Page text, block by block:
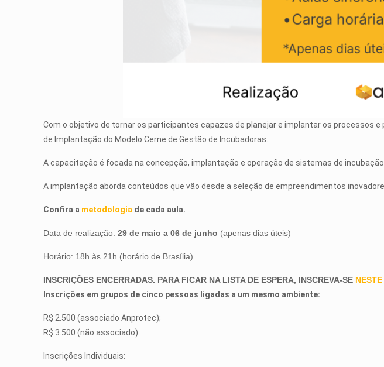
Com o objetivo de tornar os participantes capazes de planejar e implantar os processos
de Implantação do Modelo Cerne de Gestão de Incubadoras.
A capacitação é focada na concepção, implantação e operação de sistemas de
A implantação aborda conteúdos que vão desde a seleção de empreendimentos
Confira a metodologia de cada aula.
Data de realização:29 de maio a 06 de junho (apenas dias úteis)
Horário: 18h às 21h (horário de Brasília)
INSCRIÇÕES ENCERRADAS. PARA FICAR NA LISTA DE ESPERA, INSCREVA-SE
Inscrições em grupos de cinco pessoas ligadas a um mesmo ambiente:
R$ 2.500 (associado Anprotec);
R$ 3.500 (não associado).
Inscrições Individuais: